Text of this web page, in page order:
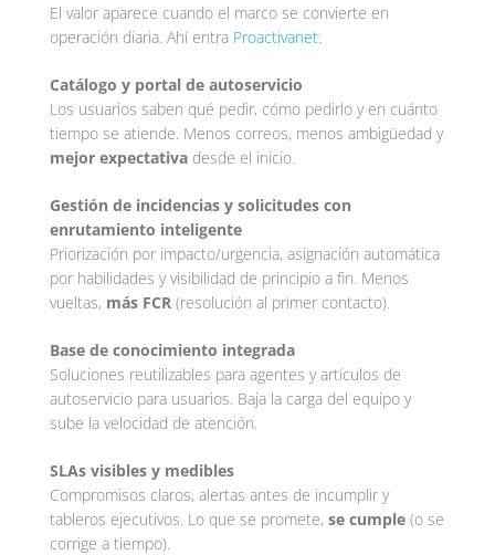
El valor aparece cuando el marco se convierte en
operación diaria. Ahí entra Proactivanet:
Catálogo y portal de autoservicio
Los usuarios saben qué pedir, cómo pedirlo y en cuánto
tiempo se atiende. Menos correos, menos ambigüedad y
mejor expectativadesde el inicio.
Gestión de incidencias y solicitudes con
enrutamiento inteligente
Priorización por impacto/urgencia, asignación automática
por habilidades y visibilidad de principio a fin. Menos
vueltas, más FCR(resolución al primer contacto).
Base de conocimiento integrada
Soluciones reutilizables para agentes y artículos de
autoservicio para usuarios. Baja la carga del equipo y
sube la velocidad de atención.
SLAs visibles y medibles
Compromisos claros, alertas antes de incumplir y
tableros ejecutivos. Lo que se promete, se cumple(o se
corrige a tiempo).